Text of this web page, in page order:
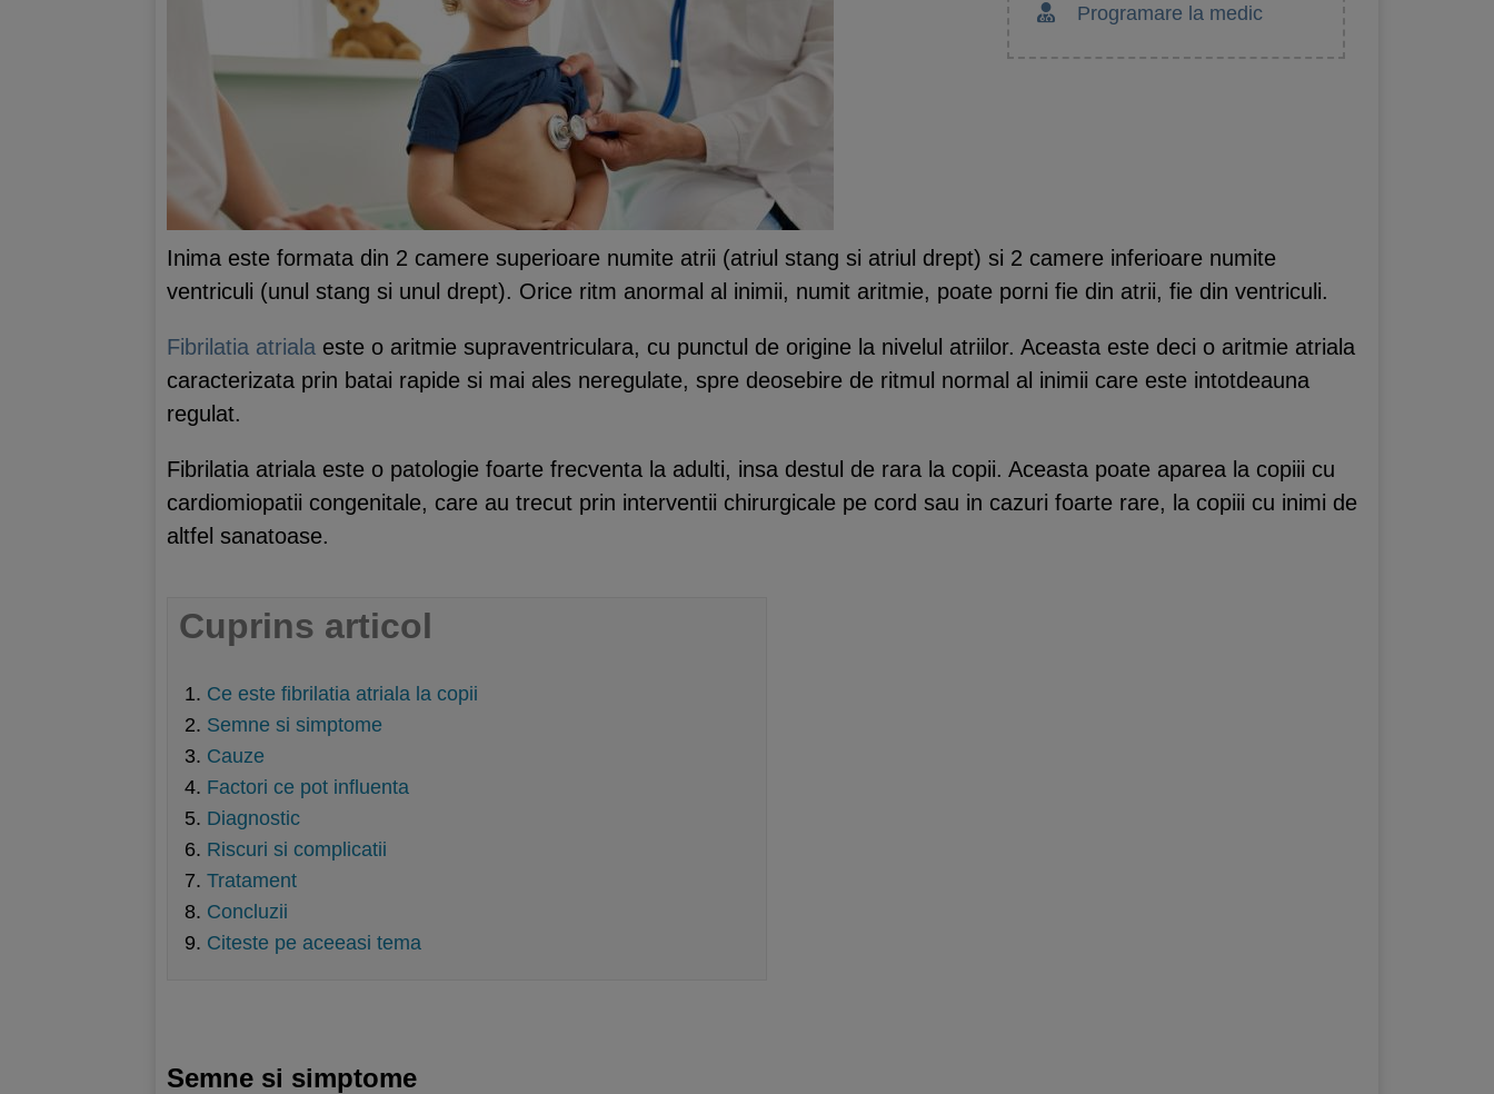
Programare la medic
Inima este formata din 2 camere superioare numite atrii (atriul stang si atriul drept) si 2 camere inferioare numite
ventriculi (unul stang si unul drept). Orice ritm anormal al inimii, numit aritmie, poate porni fie din atrii, fie din ventriculi.
Fibrilatia atriala este o aritmie supraventriculara, cu punctul de origine la nivelul atriilor. Aceasta este deci o aritmie atriala
caracterizata prin batai rapide si mai ales neregulate, spre deosebire de ritmul normal al inimii care este intotdeauna
regulat.
Fibrilatia atriala este o patologie foarte frecventa la adulti, insa destul de rara la copii. Aceasta poate aparea la copiii cu
cardiomiopatii congenitale, care au trecut prin interventii chirurgicale pe cord sau in cazuri foarte rare, la copiii cu inimi de
altfel sanatoase.
Cuprins articol
Ce este fibrilatia atriala la copii
Semne si simptome
Cauze
Factori ce pot influenta
Diagnostic
Riscuri si complicatii
Tratament
Concluzii
Citeste pe aceeasi tema
Semne si simptome